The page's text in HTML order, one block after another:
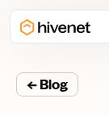
← Blog